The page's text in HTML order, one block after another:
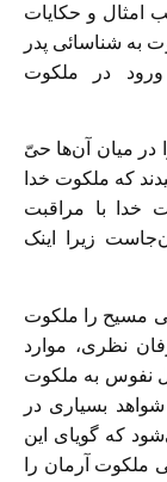
و حکایات
به شناسائی پدر
در ملکوت
در میان آن‌ها حیّ
که ملکوت خدا
خدا با مراقبت
زیرا اینک
مسیح را ملکوت
نظری، موارد
نفوس به ملکوت
بسیاری در
که گویای این
آرمان را